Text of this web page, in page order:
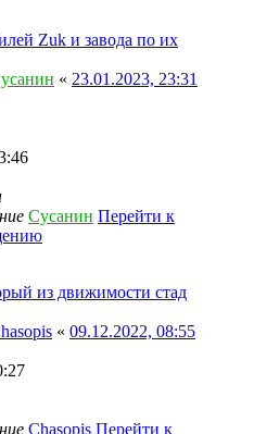
Zuk и завода по их
« 23.01.2023, 23:31
Сусанин Перейти к
из движимости стад
« 09.12.2022, 08:55
Chasopis Перейти к